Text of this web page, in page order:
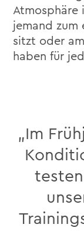
Atmosphäre
jemand zum
sitzt oder
haben für
„Im